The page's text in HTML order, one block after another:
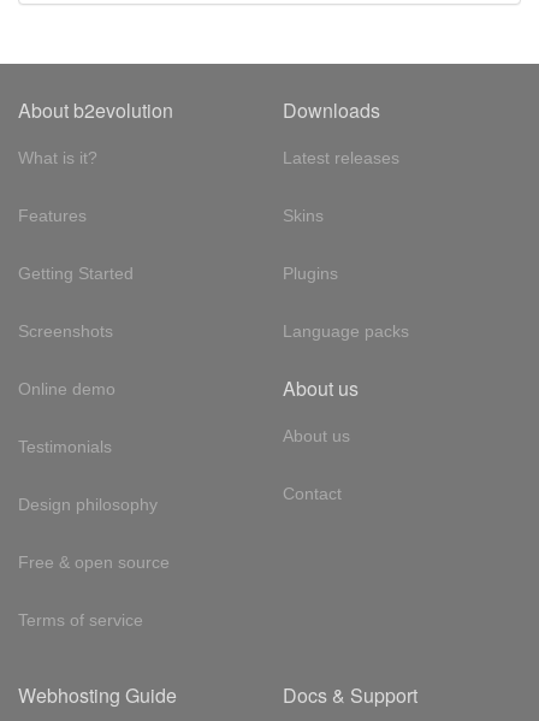
About b2evolution
What is it?
Features
Getting Started
Screenshots
Online demo
Testimonials
Design philosophy
Free & open source
Terms of service
Downloads
Latest releases
Skins
Plugins
Language packs
About us
About us
Contact
Webhosting Guide Docs & Support